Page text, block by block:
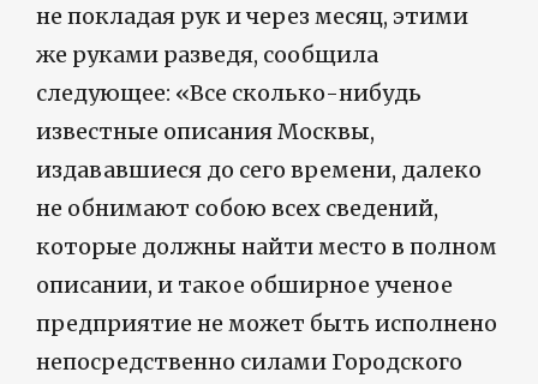
не покладая рук и через месяц, этими
же руками разведя, сообщила
следующее: «Все сколько-нибудь
известные описания Москвы,
издававшиеся до сего времени, далеко
не обнимают собою всех сведений,
которые должны найти место в полном
описании, и такое обширное ученое
предприятие не может быть исполнено
непосредственно силами Городского